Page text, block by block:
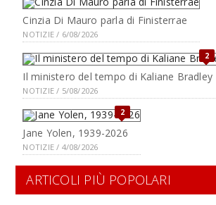
Cinzia Di Mauro parla di Finisterrae
NOTIZIE / 6/08/2026
2
Il ministero del tempo di Kaliane Bradley
NOTIZIE / 5/08/2026
2
Jane Yolen, 1939-2026
NOTIZIE / 4/08/2026
ARTICOLI PIÙ POPOLARI